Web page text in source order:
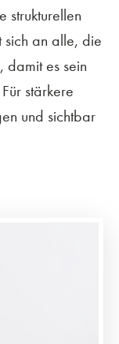
strukturellen
sich an alle, die
damit es sein
stärkere
und sichtbar